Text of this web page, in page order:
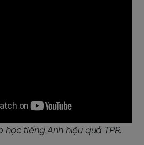
học tiếng Anhhiệu quả TPR.